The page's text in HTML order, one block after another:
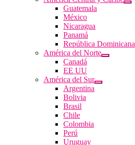
Guatemala
México
Nicaragua
Panamá
República Dominicana
América del Norte
Canadá
EE UU
América del Sur
Argentina
Bolivia
Brasil
Chile
Colombia
Perú
Uruguay